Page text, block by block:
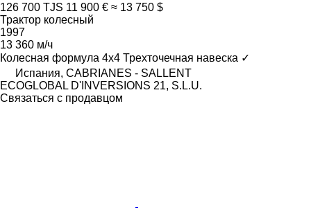
126 700 TJS 11 900 € ≈ 13 750 $
Трактор колесный
1997
13 360 м/ч
Колесная формула 4x4 Трехточечная навеска ✓
Испания, CABRIANES - SALLENT
ECOGLOBAL D'INVERSIONS 21, S.L.U.
Связаться с продавцом